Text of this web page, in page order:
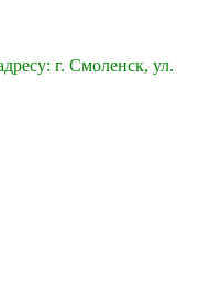
г. Смоленск, ул.